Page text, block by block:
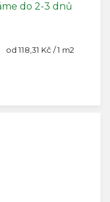
do 2-3 dnů
Měrná
od 118,31 Kč / 1 m2